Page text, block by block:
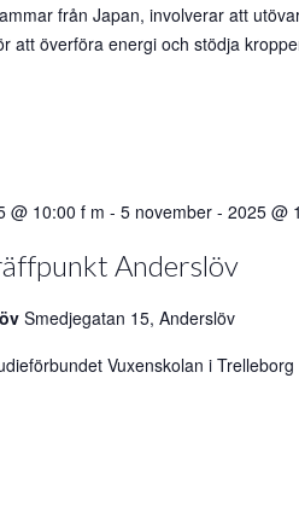
från Japan, involverar att
att överföra energi och stödja
@ 10:00 f m - 5 november - 2025 @
Anderslöv
Smedjegatan 15, Anderslöv
Vuxenskolan i Trelleborg